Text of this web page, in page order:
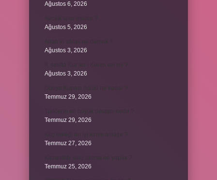
Ağustos 6, 2026
Ağustos 5, 2026
Ağustos 3, 2026
Ağustos 3, 2026
Temmuz 29, 2026
Temmuz 29, 2026
Temmuz 27, 2026
Temmuz 25, 2026